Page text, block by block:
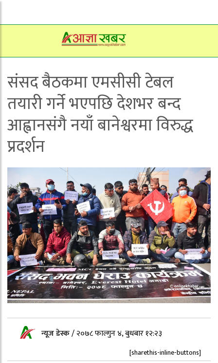
संसद बैठकमा एमसीसी टेबल
तयारी गर्ने भएपछि देशभर बन्द
आह्वानसंगै नयाँ बानेश्वरमा विरुद्ध
प्रदर्शन
न्यूज डेस्क/२०७८ फाल्गुन ४, बुधबार १२:२३
[sharethis-inline-buttons]